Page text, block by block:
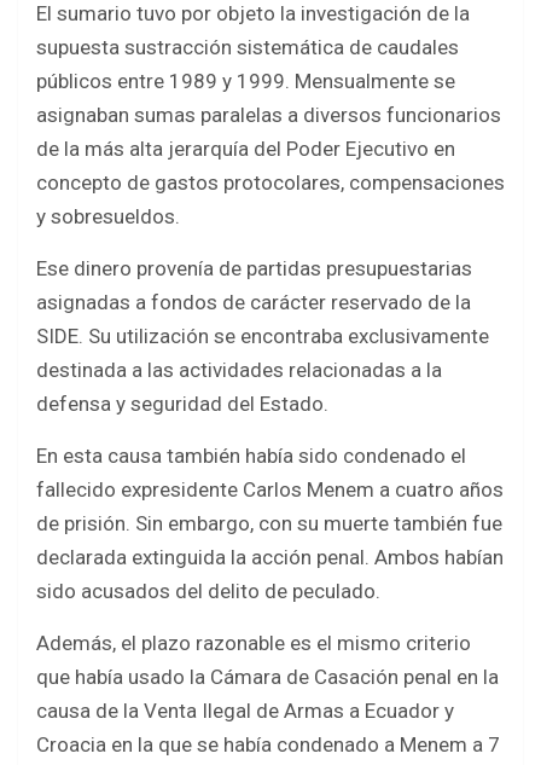
El sumario tuvo por objeto la investigación de la
supuesta sustracción sistemática de caudales
públicos entre 1989 y 1999. Mensualmente se
asignaban sumas paralelas a diversos funcionarios
de la más alta jerarquía del Poder Ejecutivo en
concepto de gastos protocolares, compensaciones
y sobresueldos.
Ese dinero provenía de partidas presupuestarias
asignadas a fondos de carácter reservado de la
SIDE. Su utilización se encontraba exclusivamente
destinada a las actividades relacionadas a la
defensa y seguridad del Estado.
En esta causa también había sido condenado el
fallecido expresidente Carlos Menem a cuatro años
de prisión. Sin embargo, con su muerte también fue
declarada extinguida la acción penal. Ambos habían
sido acusados del delito de peculado.
Además, el plazo razonable es el mismo criterio
que había usado la Cámara de Casación penal en la
causa de la Venta Ilegal de Armas a Ecuador y
Croacia en la que se había condenado a Menem a 7